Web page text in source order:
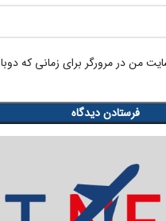
من در مرورگر برای زمانی که